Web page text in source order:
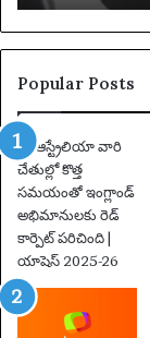
ర్
2
0
2
:
పూ
ర్తి
ప్ర
యా
ణం
,
న
గ
Popular Posts